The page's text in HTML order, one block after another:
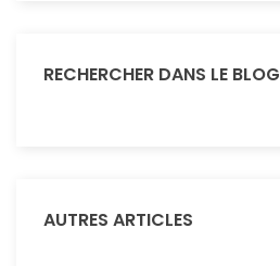
RECHERCHER DANS LE BLOG
AUTRES ARTICLES